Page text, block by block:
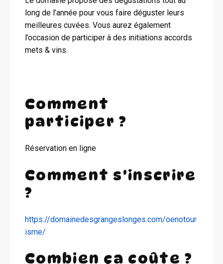
long de l’année pour vous faire déguster leurs
meilleures cuvées. Vous aurez également
l’occasion de participer à des initiations accords
mets & vins.
Comment
participer ?
Réservation en ligne
Comment s'inscrire
?
https://domainedesgrangeslonges.com/oenotour
isme/
Combien ça coûte ?